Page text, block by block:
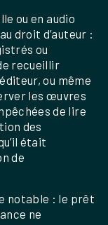
ou en audio
droit d’auteur :
ou
recueillir
ou même
les œuvres
de lire
des
était
de
notable : le prêt
ne